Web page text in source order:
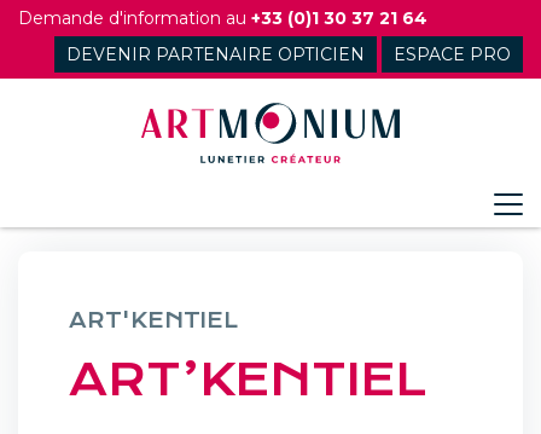
Skip
content
Demande d'information au +33 (0)1 30 37 21 64
DEVENIR PARTENAIRE OPTICIEN
ESPACE PRO
ART'KENTIEL
ART’KENTIEL